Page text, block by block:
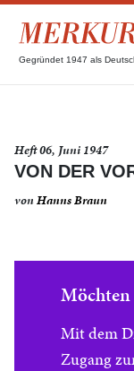
Gegründet 1947 als
Heft 06, Juni 1947
VON DER
vonHanns Braun
Möchten
Mit dem
Zugang